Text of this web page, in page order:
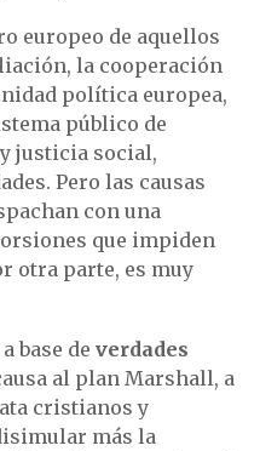
europeo de aquellos
la cooperación
política europea,
público de
justicia social,
Pero las causas
con una
que impiden
otra parte, es muy
base de verdades
al plan Marshall, a
cristianos y
más la